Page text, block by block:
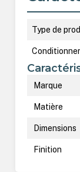
Type de
Marque
Matière
Dimensions
Finition